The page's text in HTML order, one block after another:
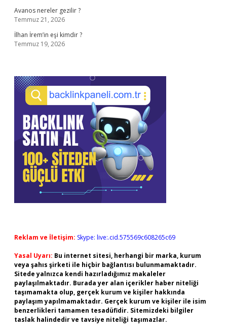
Avanos nereler gezilir ?
Temmuz 21, 2026
İlhan İrem’in eşi kimdir ?
Temmuz 19, 2026
Reklam ve İletişim: Skype: live:.cid.575569c608265c69
Yasal Uyarı: Bu internet sitesi, herhangi bir marka, kurum
veya şahıs şirketi ile hiçbir bağlantısı bulunmamaktadır.
Sitede yalnızca kendi hazırladığımız makaleler
paylaşılmaktadır. Burada yer alan içerikler haber niteliği
taşımamakta olup, gerçek kurum ve kişiler hakkında
paylaşım yapılmamaktadır. Gerçek kurum ve kişiler ile isim
benzerlikleri tamamen tesadüfidir. Sitemizdeki bilgiler
taslak halindedir ve tavsiye niteliği taşımazlar.